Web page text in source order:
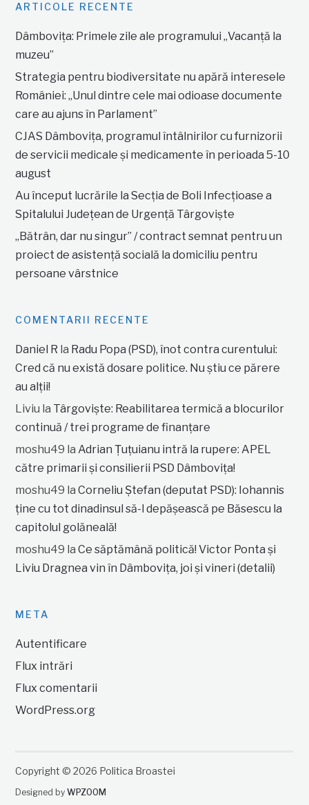
ARTICOLE RECENTE
Dâmbovița: Primele zile ale programului „Vacanță la
muzeu”
Strategia pentru biodiversitate nu apără interesele
României: „Unul dintre cele mai odioase documente
care au ajuns în Parlament”
CJAS Dâmbovița, programul întâlnirilor cu furnizorii
de servicii medicale și medicamente în perioada 5-10
august
Au început lucrările la Secția de Boli Infecțioase a
Spitalului Județean de Urgență Târgoviște
„Bătrân, dar nu singur” / contract semnat pentru un
proiect de asistență socială la domiciliu pentru
persoane vârstnice
COMENTARII RECENTE
Daniel R la Radu Popa (PSD), înot contra curentului:
Cred că nu există dosare politice. Nu știu ce părere
au alții!
Liviu la Târgoviște: Reabilitarea termică a blocurilor
continuă / trei programe de finanțare
moshu49 laAdrian Țuțuianu intră la rupere: APEL
către primarii și consilierii PSD Dâmbovița!
moshu49 laCorneliu Ștefan (deputat PSD): Iohannis
ține cu tot dinadinsul să-l depășească pe Băsescu la
capitolul golăneală!
moshu49 laCe săptămână politică! Victor Ponta și
Liviu Dragnea vin în Dâmbovița, joi și vineri (detalii)
META
Autentificare
Flux intrări
Flux comentarii
WordPress.org
Copyright © 2026 Politica Broastei
Designed byWPZOOM